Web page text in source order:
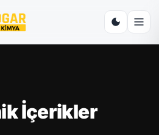
İçerikler